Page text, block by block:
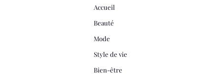
Accueil
Beauté
Mode
Style de vie
Bien-être